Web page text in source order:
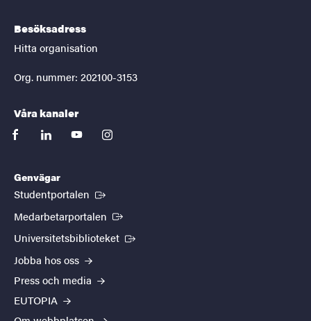
Besöksadress
Hitta organisation
Org. nummer: 202100-3153
Våra kanaler
facebooklinkedinyoutubeinstagram
Genvägar
Studentportalen (Extern länk)
Medarbetarportalen (Extern länk)
Universitetsbiblioteket (Extern länk)
Jobba hos oss
Press och media
EUTOPIA